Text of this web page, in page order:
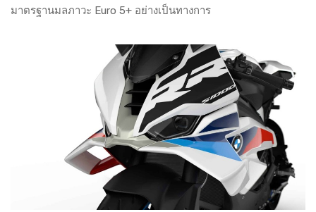
มาตรฐานมลภาวะ Euro 5+ อย่างเป็นทางการ